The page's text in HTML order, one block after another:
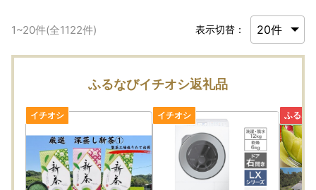
1~20件(全1122件) 表示切替：
ふるなびイチオシ返礼品